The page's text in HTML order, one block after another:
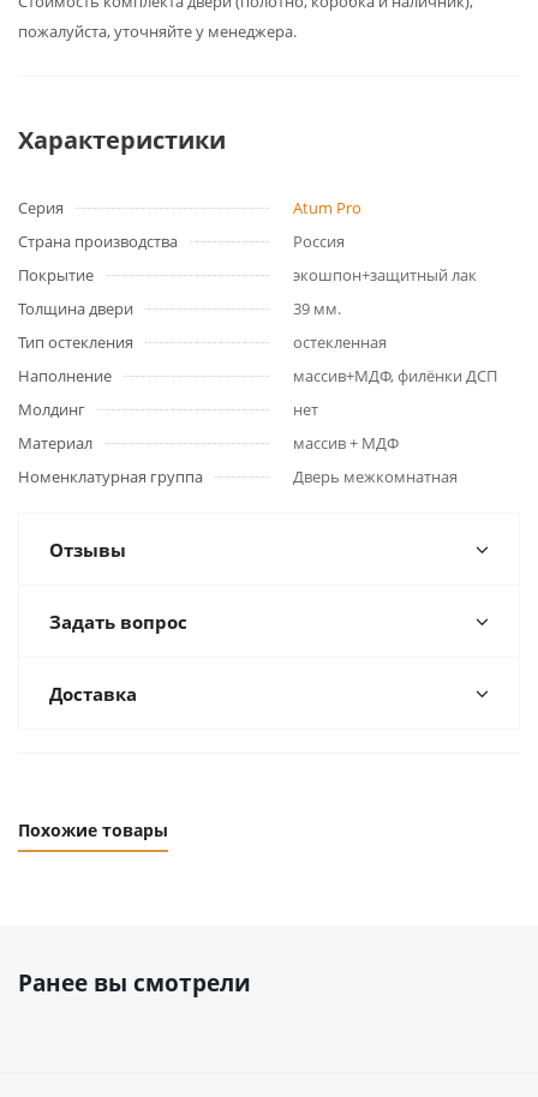
пожалуйста, уточняйте у менеджера.
Характеристики
Серия
Atum Pro
Страна производства
Россия
Покрытие
экошпон+защитный лак
Толщина двери
39 мм.
Тип остекления
остекленная
Наполнение
массив+МДФ, филёнки ДСП
Молдинг
нет
Материал
массив + МДФ
Номенклатурная группа
Дверь межкомнатная
Отзывы
Задать вопрос
Доставка
Похожие товары
Ранее вы смотрели